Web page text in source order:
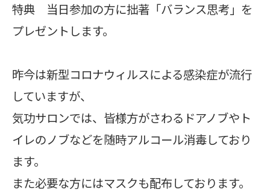
特典 当日参加の方に拙著「バランス思考」を
プレゼントします。
昨今は新型コロナウィルスによる感染症が流行
していますが、
気功サロンでは、皆様方がさわるドアノブやト
イレのノブなどを随時アルコール消毒しており
ます。
また必要な方にはマスクも配布しております。